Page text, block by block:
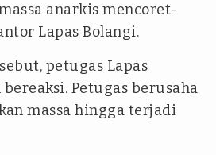
anarkis mencoret-
Lapas Bolangi.
petugas Lapas
Petugas berusaha
massa hingga terjadi